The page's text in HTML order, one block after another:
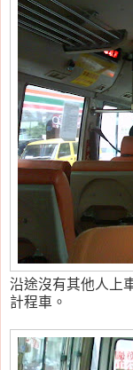
沿途沒有其他人上
計程車。